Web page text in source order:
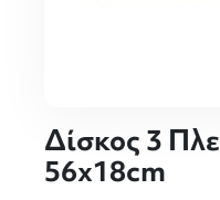
Δίσκος 3
56x18cm